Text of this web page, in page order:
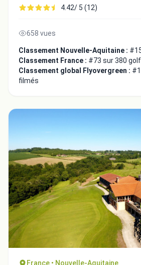
4.42/ 5 (12)
658 vues
Classement Nouvelle-Aquitaine :
Classement France : #73 sur 380
Classement global Flyovergreen :
filmés
France • Nouvelle-Aquitaine
Intégrer la video
Choix de la vidéo:
Copier